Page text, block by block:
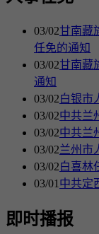
03/02甘南藏
任免的通知
03/02甘南藏
通知
03/02白银市
03/02中共兰
03/02中共兰
03/02兰州市
03/02白喜林
03/01 中共定
即时播报